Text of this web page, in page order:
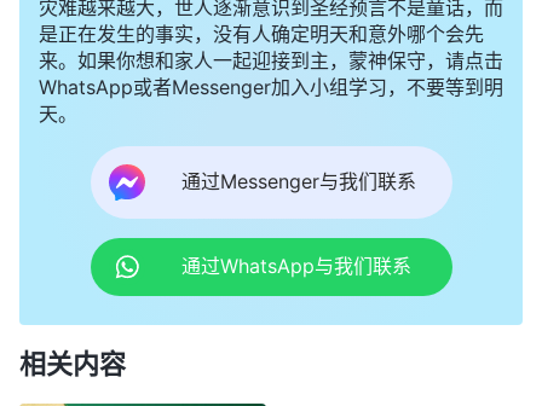
灾难越来越大，世人逐渐意识到圣经预言不是童话，而
是正在发生的事实，没有人确定明天和意外哪个会先
来。如果你想和家人一起迎接到主，蒙神保守，请点击
WhatsApp或者Messenger加入小组学习，不要等到明
天。
通过Messenger与我们联系
通过WhatsApp与我们联系
相关内容